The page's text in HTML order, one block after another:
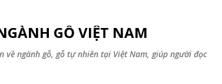
GỖ VIỆT NAM
ngành gỗ, gỗ tự nhiên tại Việt Nam, giúp người đọc